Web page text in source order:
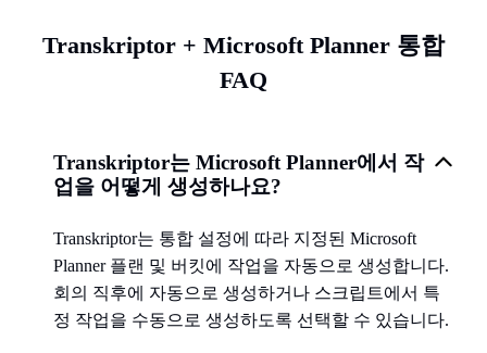
Transkriptor + Microsoft Planner 통합
FAQ
Transkriptor는 Microsoft Planner에서 작
업을 어떻게 생성하나요?
Transkriptor는 통합 설정에 따라 지정된 Microsoft
Planner 플랜 및 버킷에 작업을 자동으로 생성합니다.
회의 직후에 자동으로 생성하거나 스크립트에서 특
정 작업을 수동으로 생성하도록 선택할 수 있습니다.